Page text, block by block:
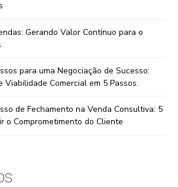
Gerando Valor Contínuo para o
para uma Negociação de Sucesso:
Viabilidade Comercial em 5 Passos.
de Fechamento na Venda Consultiva: 5
o Comprometimento do Cliente